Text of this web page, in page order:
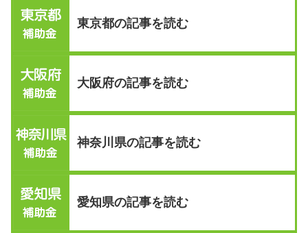
東京都の記事を読む
大阪府の記事を読む
神奈川県の記事を読む
愛知県の記事を読む